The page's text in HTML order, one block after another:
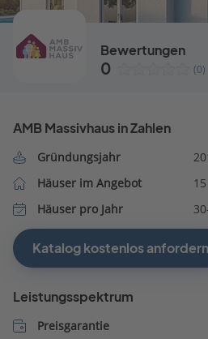
Bewertungen
0 (0)
AMB Massivhaus in Zahlen
Gründungsjahr
Häuser im Angebot
15
Häuser pro Jahr
Katalog kostenlos anfordern
Leistungsspektrum
Preisgarantie